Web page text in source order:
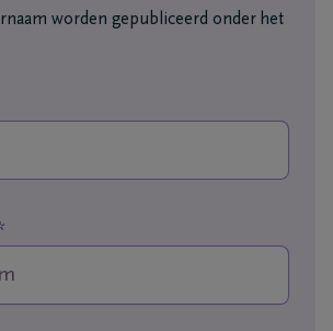
worden gepubliceerd onder het